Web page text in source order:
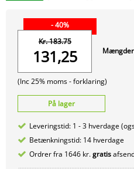
- 40%
Kr. 183.75
131,25
(Inc 25% moms -forklaring)
På lager
Leveringstid: 1 - 3 hverdage
Betænkningstid: 14 hverdage
Ordrer fra 1646 kr.gratis